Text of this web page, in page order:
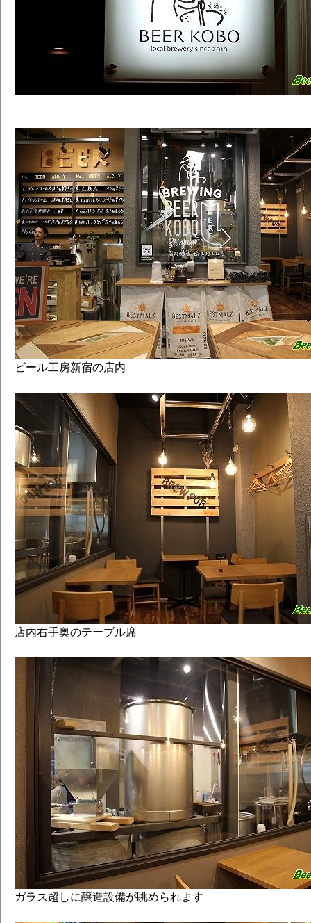
ビール工房新宿の店内
店内右手奥のテーブル席
ガラス超しに醸造設備が眺められます